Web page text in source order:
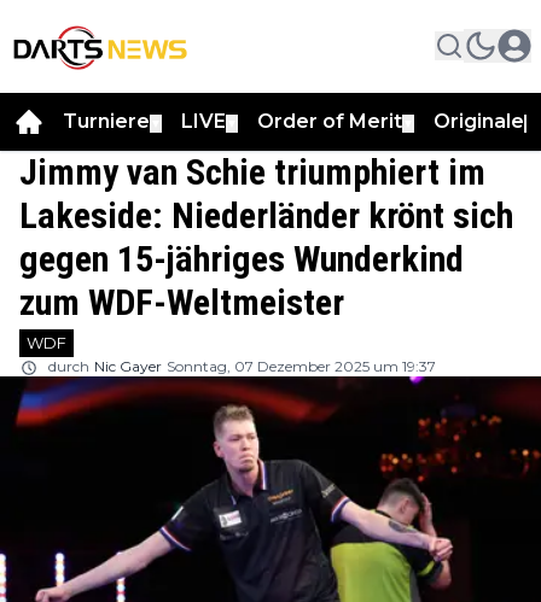
Turniere LIVE Order of Merit Originale
Jimmy van Schie triumphiert im
Lakeside: Niederländer krönt sich
gegen 15-jähriges Wunderkind
zum WDF-Weltmeister
WDF
durch Nic Gayer Sonntag, 07 Dezember 2025 um 19:37